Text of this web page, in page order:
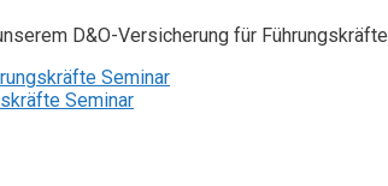
D&O-Versicherung für
Seminar
Seminar